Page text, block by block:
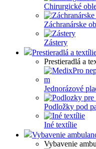
Chirurgické
Záchranárske
Zástery
Prestieradlá a
Prestieradlá a
Jednorázové
Podložky pod
Iné textílie
Vybavenie
Vybavenie